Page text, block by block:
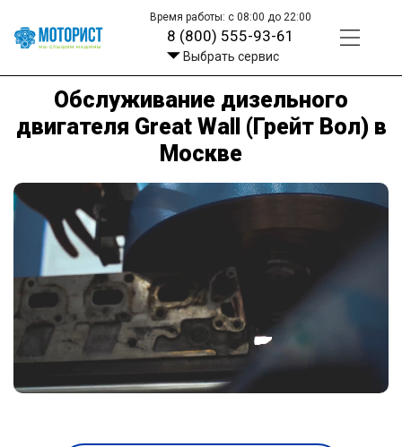
Время работы: с 08:00 до 22:00
8 (800) 555-93-61
Выбрать сервис
Обслуживание дизельного
двигателя Great Wall (Грейт Вол) в
Москве